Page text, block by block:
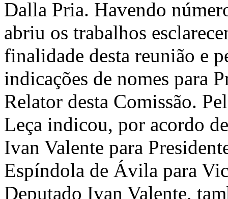
Dalla Pria. Havendo
abriu os trabalhos
finalidade desta reunião e
indicações de nomes para
Relator desta Comissão.
Leça indicou, por acordo
Ivan Valente para
Espíndola de Ávila para
Deputado Ivan Valente,